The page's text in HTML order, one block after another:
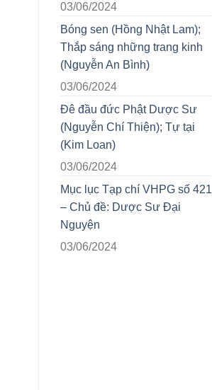
03/06/2024
Bóng sen (Hồng Nhật Lam);
Thắp sáng những trang kinh
(Nguyễn An Bình)
03/06/2024
Đê đầu đức Phật Dược Sư
(Nguyễn Chí Thiện); Tự tại
(Kim Loan)
03/06/2024
Mục lục Tạp chí VHPG số 421
– Chủ đề: Dược Sư Đại
Nguyện
03/06/2024